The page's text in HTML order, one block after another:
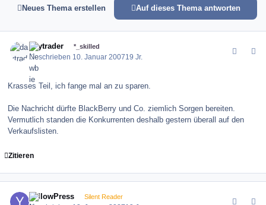
Neues Thema erstellen Auf dieses Thema antworten
daytrader *_skilled
Geschrieben 10. Januar 200719 Jr.
Krasses Teil, ich fange mal an zu sparen.
Die Nachricht dürfte BlackBerry und Co. ziemlich Sorgen bereiten.
Vermutlich standen die Konkurrenten deshalb gestern überall auf den
Verkaufslisten.
Zitieren
YellowPress Silent Reader